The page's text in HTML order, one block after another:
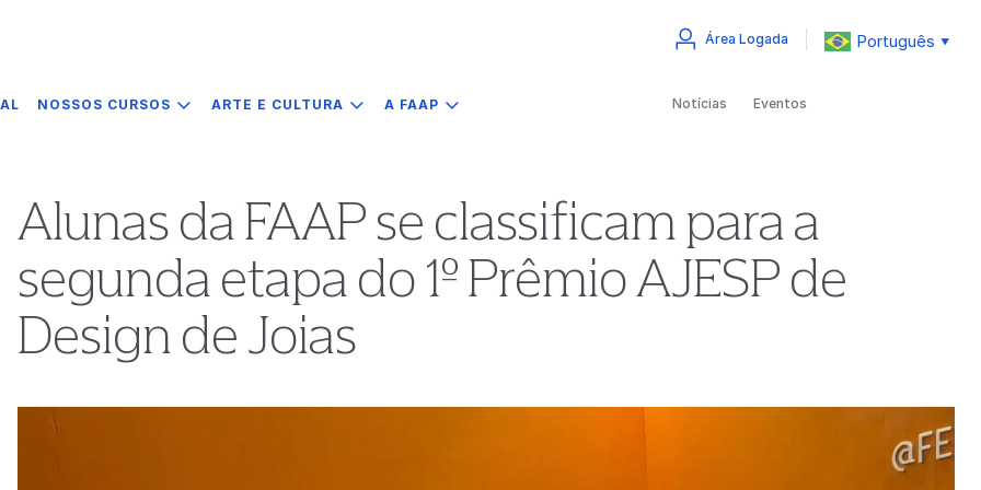
NOSSOS CURSOS ARTE E CULTURA A FAAP
Área Logada Português ▼
Notícias Eventos
Alunas da FAAP se classificam para a
segunda etapa do 1º Prêmio AJESP de
Design de Joias